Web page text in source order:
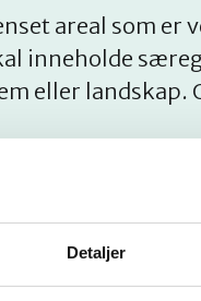
Detaljer
areal som er
inneholde
eller landskap.